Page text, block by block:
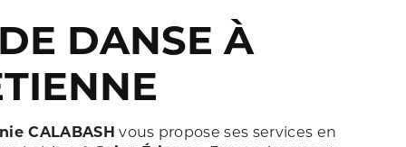
CALABASH vous propose ses services en